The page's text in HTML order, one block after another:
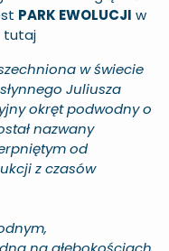
PARK EWOLUCJI w
tutaj
w świecie
Juliusza
okręt podwodny o
nazwany
od
z czasów